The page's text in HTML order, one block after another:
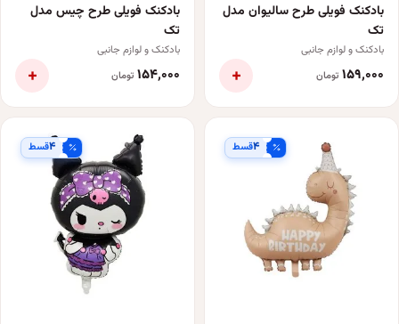
بادکنک فویلی طرح سالیوان مدل
تک
بادکنک و لوازم جانبی
۱۵۹٬۰۰۰ تومان +
بادکنک فویلی طرح چیس مدل
تک
بادکنک و لوازم جانبی
۱۵۴٬۰۰۰ تومان +
۴قسط ۴قسط